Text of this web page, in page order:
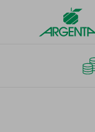
Argenta
Homepage